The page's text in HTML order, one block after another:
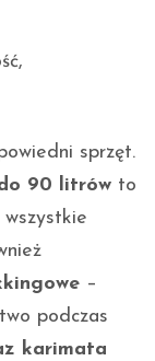
sprzęt.
90 litrów to
–
podczas
karimata